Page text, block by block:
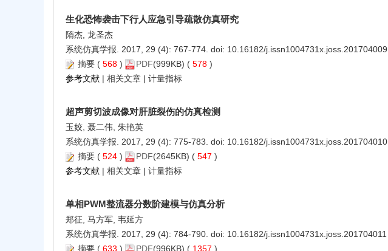
生化恐怖袭击下行人应急引导疏散仿真研究
隋杰, 龙圣杰
系统仿真学报. 2017, 29 (4): 767-774. doi: 10.16182/j.issn1004731x.joss.201704009
摘要 ( 568 ) PDF(999KB) ( 578 )
参考文献 | 相关文章 | 计量指标
超声剪切波成像对肝脏裂伤的仿真检测
玉姣, 聂二伟, 朱艳英
系统仿真学报. 2017, 29 (4): 775-783. doi: 10.16182/j.issn1004731x.joss.201704010
摘要 ( 524 ) PDF(2645KB) ( 547 )
参考文献 | 相关文章 | 计量指标
单相PWM整流器分数阶建模与仿真分析
郑征, 马方军, 韦延方
系统仿真学报. 2017, 29 (4): 784-790. doi: 10.16182/j.issn1004731x.joss.201704011
摘要 ( 633 ) PDF(996KB) ( 1357 )